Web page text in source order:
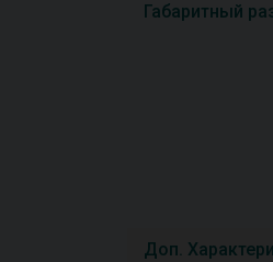
Габаритный
Доп.